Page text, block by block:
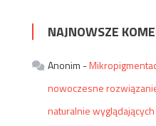
NAJNOWSZE
Anonim -
nowoczesne
naturalnie